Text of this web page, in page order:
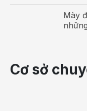
Mày
Cơ sở